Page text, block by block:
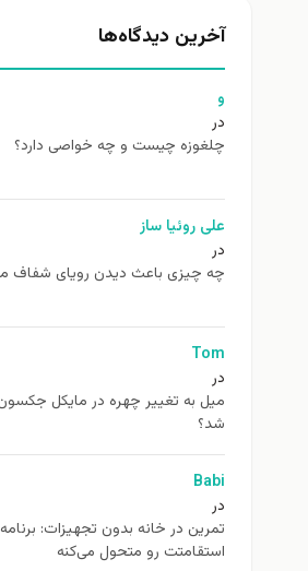
آخرین دیدگاه‌ها
و
در
چلغوزه چیست و چه خواصی دارد؟
علی روئیا ساز
در
چه چیزی باعث دیدن رویای شفاف
Tom
در
ميل به تغيير چهره در مایکل
شد؟
Babi
در
استقامتت رو متحول می‌کنه